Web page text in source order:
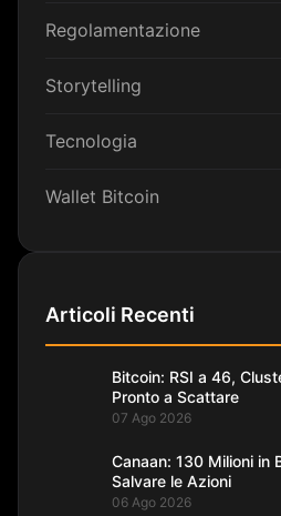
Regolamentazione
Storytelling
Tecnologia
Wallet Bitcoin
Articoli Recenti
Bitcoin: RSI a 46,
Pronto a Scattare
07 Ago 2026
Canaan: 130 Milioni in
Salvare le Azioni
06 Ago 2026